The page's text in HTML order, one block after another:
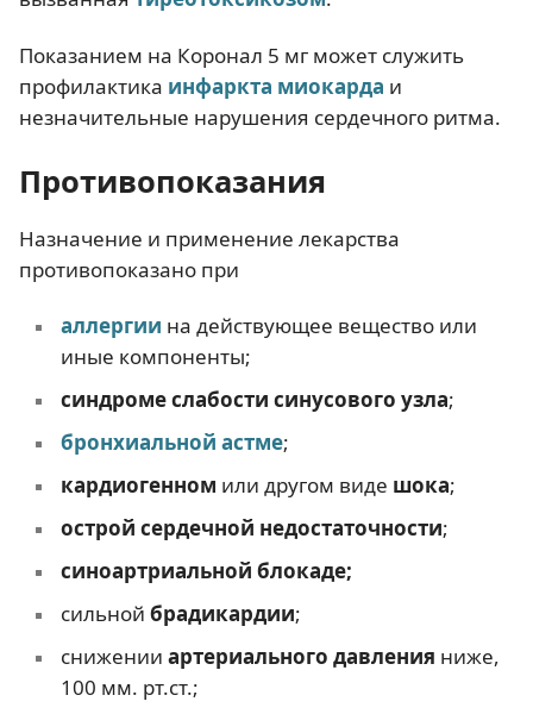
Показанием на Коронал 5 мг может служить
профилактика инфаркта миокарда и
незначительные нарушения сердечного ритма.
Противопоказания
Назначение и применение лекарства
противопоказано при
аллергии на действующее вещество или
иные компоненты;
синдроме слабости синусового узла;
бронхиальной астме;
кардиогенном или другом виде шока;
острой сердечной недостаточности;
синоартриальной блокаде;
сильной брадикардии;
снижении артериального давления ниже,
100 мм. рт.ст.;